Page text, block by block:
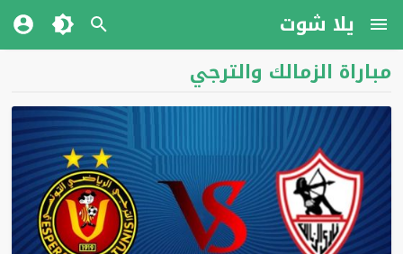
يلا شوت
مباراة الزمالك والترجي